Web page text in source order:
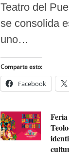
Teatro del
se consolida
uno…
Comparte esto:
Facebook